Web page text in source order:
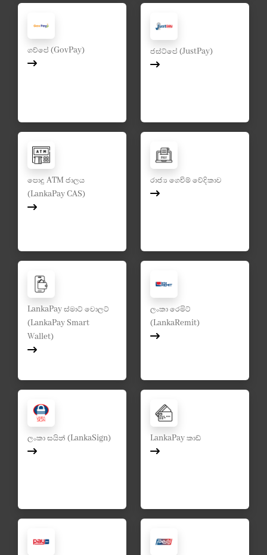
ගව්පේ (GovPay) ජස්ට්පේ (JustPay)
පොදු ATM ජාලය
(LankaPay CAS)
රාජ්‍ය ගෙවීම් වේදිකාව
LankaPay ස්මාට් වොලට්
(LankaPay Smart
Wallet)
ලංකා රෙමිට්
(LankaRemit)
ලංකා සයින් (LankaSign) LankaPay කාඩ්